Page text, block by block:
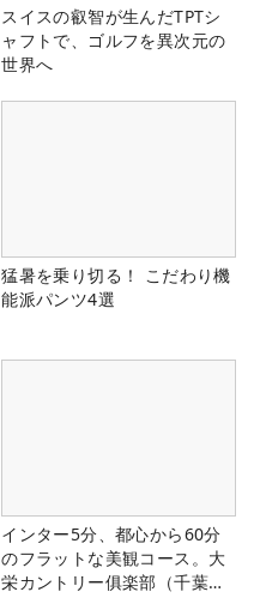
スイスの叡智が生んだTPTシ
ャフトで、ゴルフを異次元の
世界へ
猛暑を乗り切る！ こだわり機
能派パンツ4選
インター5分、都心から60分
のフラットな美観コース。大
栄カントリー俱楽部（千葉